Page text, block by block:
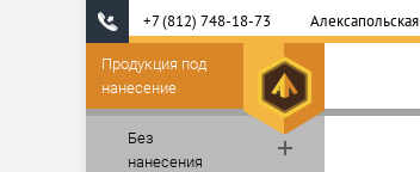
+7 (812) 748-18-73 Алексапольская
Продукция под
нанесение
Без
нанесения